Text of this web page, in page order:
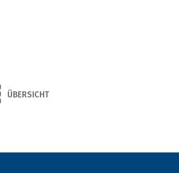
ÜBERSICHT